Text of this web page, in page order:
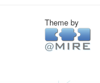
Theme by